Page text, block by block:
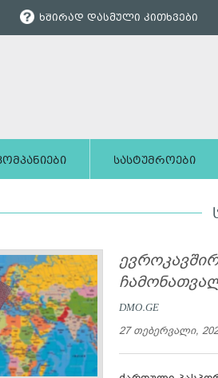
ხშირად დასმული კითხვები
სასტუმროები
DMO.GE
27 თებერვალი,